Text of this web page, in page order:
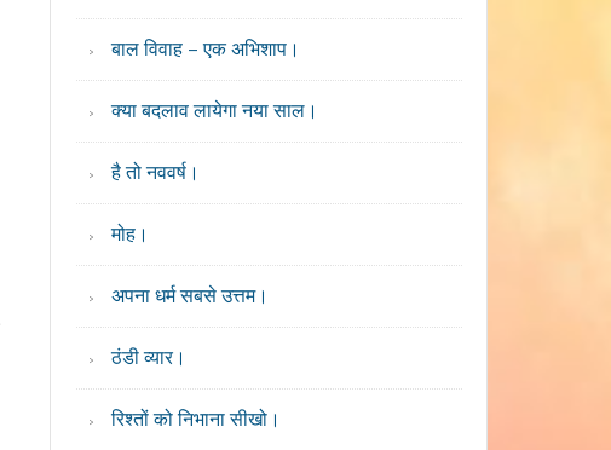
बाल विवाह – एक अभिशाप।
क्या बदलाव लायेगा नया साल।
है तो नववर्ष।
मोह।
अपना धर्म सबसे उत्तम।
ठंडी व्यार।
रिश्तों को निभाना सीखो।